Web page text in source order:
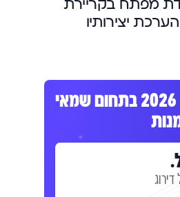
מפתח בקריירת
יצירותיו
המומלצים לשנת 2026 בתחום שמאי